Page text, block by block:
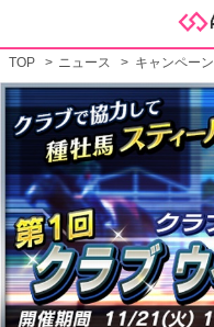
TOP ニュース キャンペーン